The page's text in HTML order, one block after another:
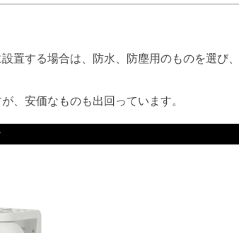
置する場合は、防水、防塵用のものを選び、
、安価なものも出回っています。